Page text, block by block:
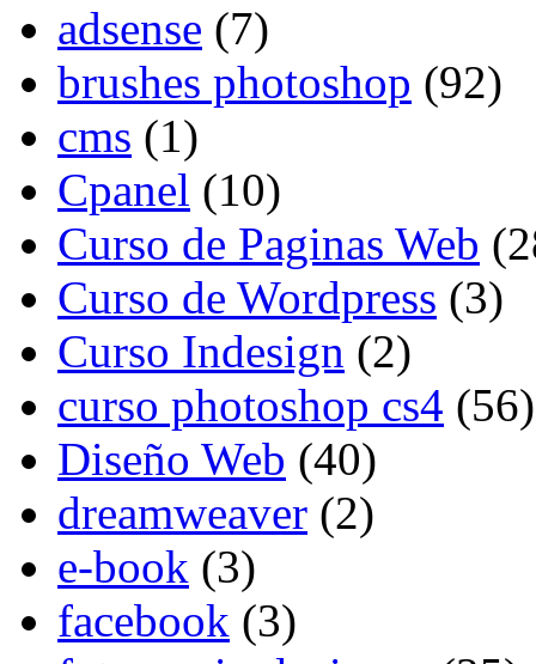
adsense (7)
brushes photoshop (92)
cms (1)
Cpanel (10)
Curso de Paginas Web
Curso de Wordpress (3)
Curso Indesign (2)
curso photoshop cs4 (56)
Diseño Web (40)
dreamweaver (2)
e-book (3)
facebook (3)